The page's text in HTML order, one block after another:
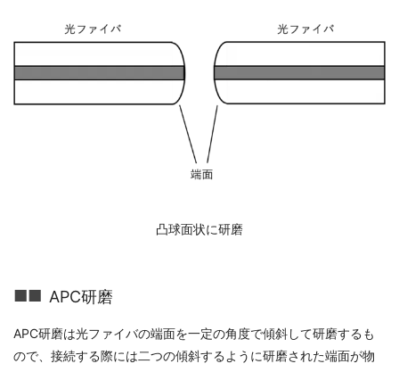
凸球面状に研磨
APC研磨
APC研磨は光ファイバの端面を一定の角度で傾斜して研磨するも
ので、接続する際には二つの傾斜するように研磨された端面が物